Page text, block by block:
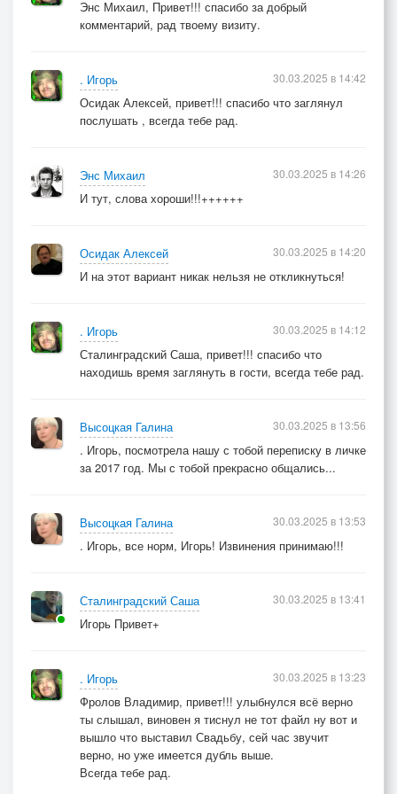
Энс Михаил, Привет!!! спасибо за добрый
комментарий, рад твоему визиту.
. Игорь
Осидак Алексей, привет!!! спасибо что заглянул
послушать , всегда тебе рад.
30.03.2025 в 14:42
Энс Михаил
И тут, слова хороши!!!++++++
30.03.2025 в 14:26
Осидак Алексей
И на этот вариант никак нельзя не откликнуться!
30.03.2025 в 14:20
. Игорь
Сталинградский Саша, привет!!! спасибо что
находишь время заглянуть в гости, всегда тебе рад.
30.03.2025 в 14:12
Высоцкая Галина
. Игорь, посмотрела нашу с тобой переписку в личке
за 2017 год. Мы с тобой прекрасно общались...
30.03.2025 в 13:56
Высоцкая Галина
. Игорь, все норм, Игорь! Извинения принимаю!!!
30.03.2025 в 13:53
Сталинградский Саша
Игорь Привет+
30.03.2025 в 13:41
. Игорь
Фролов Владимир, привет!!! улыбнулся всё верно
ты слышал, виновен я тиснул не тот файл ну вот и
вышло что выставил Свадьбу, сей час звучит
верно, но уже имеется дубль выше.
Всегда тебе рад.
30.03.2025 в 13:23